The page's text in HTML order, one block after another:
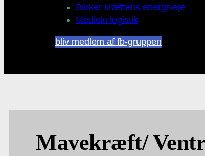
Bloker kræftens energiveje
Medicin logistik
bliv medlem af fb-gruppen
Mavekræft/